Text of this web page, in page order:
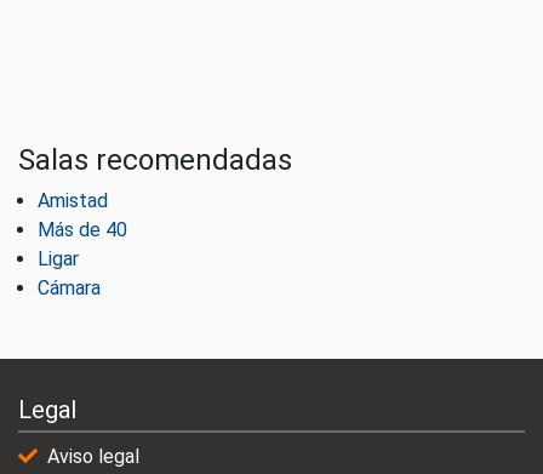
Salas recomendadas
Amistad
Más de 40
Ligar
Cámara
Legal
Aviso legal